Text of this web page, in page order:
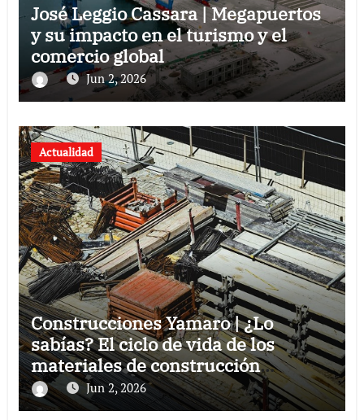
José Leggio Cassara | Megapuertos
y su impacto en el turismo y el
comercio global
Jun 2, 2026
Actualidad
Construcciones Yamaro | ¿Lo
sabías? El ciclo de vida de los
materiales de construcción
revoluciona eficiencia en proyectos
modernos
Jun 2, 2026